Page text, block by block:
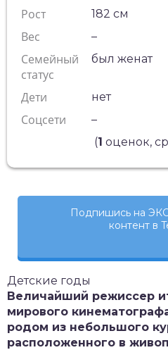
Рост 182 см
Вес –
Семейный
статус
был женат
Дети нет
Соцсети
–
(1 оценок,
Подпишись на
контент в
Детские годы
Величайший режиссер
мирового
родом из небольшого
расположенного в